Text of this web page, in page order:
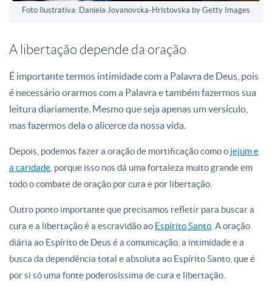
Foto Ilustrativa: Daniela Jovanovska-Hristovska by Getty Images
A libertação depende da oração
É importante termos intimidade com a Palavra de Deus, pois
é necessário orarmos com a Palavra e também fazermos sua
leitura diariamente. Mesmo que seja apenas um versículo,
mas fazermos dela o alicerce da nossa vida.
Depois, podemos fazer a oração de mortificação como o jejum e
a caridade , porque isso nos dá uma fortaleza muito grande em
todo o combate de oração por cura e por libertação.
Outro ponto importante que precisamos refletir para buscar a
cura e a libertação é a escravidão ao Espírito Santo . A oração
diária ao Espírito de Deus é a comunicação, a intimidade e a
busca da dependência total e absoluta ao Espírito Santo, que é
por si só uma fonte poderosíssima de cura e libertação.